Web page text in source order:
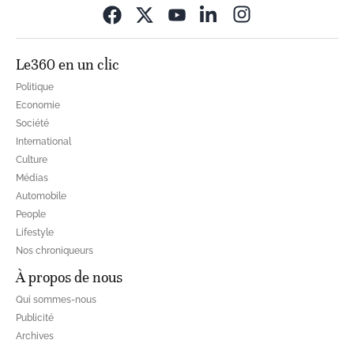
Le360 en un clic
Politique
Economie
Société
International
Culture
Médias
Automobile
People
Lifestyle
Nos chroniqueurs
À propos de nous
Qui sommes-nous
Publicité
Archives